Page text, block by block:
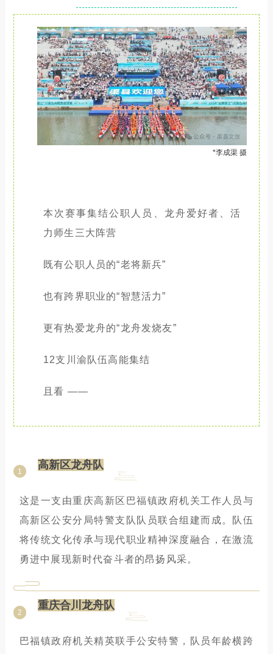
*李成渠 摄
本次赛事集结公职人员、龙舟爱好者、活
力师生三大阵营
既有公职人员的“老将新兵”
也有跨界职业的“智慧活力”
更有热爱龙舟的“龙舟发烧友”
12支川渝队伍高能集结
且看 ——
1
高新区龙舟队
这是一支由重庆高新区巴福镇政府机关工作人员与
高新区公安分局特警支队队员联合组建而成。队伍
将传统文化传承与现代职业精神深度融合，在激流
勇进中展现新时代奋斗者的昂扬风采。
2
重庆合川龙舟队
巴福镇政府机关精英联手公安特警，队员年龄横跨